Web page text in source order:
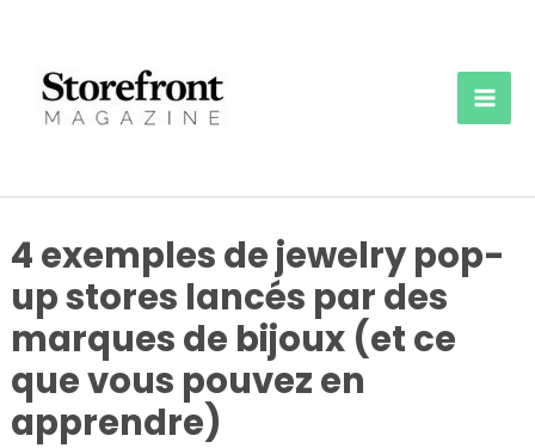
contenu
4 exemples de jewelry pop-
up stores lancés par des
marques de bijoux (et ce
que vous pouvez en
apprendre)